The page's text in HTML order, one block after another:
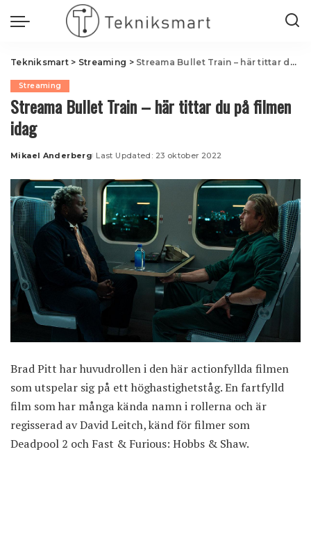
Tekniksmart> Streaming > Streama Bullet Train – här tittar du på filmen idag
Streaming
Streama Bullet Train – här tittar du på filmen
idag
Posted
Mikael Anderberg Last Updated: 23 oktober 2022
Brad Pitt har huvudrollen i den här actionfyllda filmen
som utspelar sig på ett höghastighetståg. En fartfylld
film som har många kända namn i rollerna och är
regisserad av David Leitch, känd för filmer som
Deadpool 2 och Fast & Furious: Hobbs & Shaw.